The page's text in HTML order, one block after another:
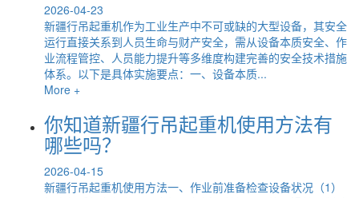
2026-04-23
新疆行吊起重机作为工业生产中不可或缺的大型设备，其安全
运行直接关系到人员生命与财产安全，需从设备本质安全、作
业流程管控、人员能力提升等多维度构建完善的安全技术措施
体系。以下是具体实施要点：一、设备本质...
More +
你知道新疆行吊起重机使用方法有
哪些吗？
2026-04-15
新疆行吊起重机使用方法一、作业前准备检查设备状况（1）